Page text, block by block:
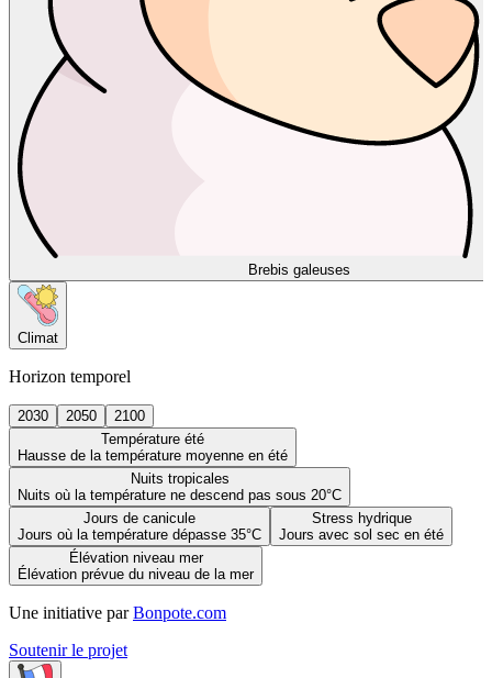
Brebis galeuses
Climat
Horizon temporel
2030 2050
2100
Température été
Hausse de la température moyenne en été
Nuits tropicales
Nuits où la température ne descend pas sous 20°C
Jours de canicule
Jours où la température dépasse 35°C
Stress hydrique
Jours avec sol sec en été
Élévation niveau mer
Élévation prévue du niveau de la mer
Une initiative par Bonpote.com
Soutenir le projet